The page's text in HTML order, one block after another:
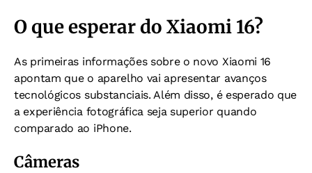
O que esperar do Xiaomi 16?
As primeiras informações sobre o novo Xiaomi 16
apontam que o aparelho vai apresentar avanços
tecnológicos substanciais. Além disso, é esperado que
a experiência fotográfica seja superior quando
comparado ao iPhone.
Câmeras